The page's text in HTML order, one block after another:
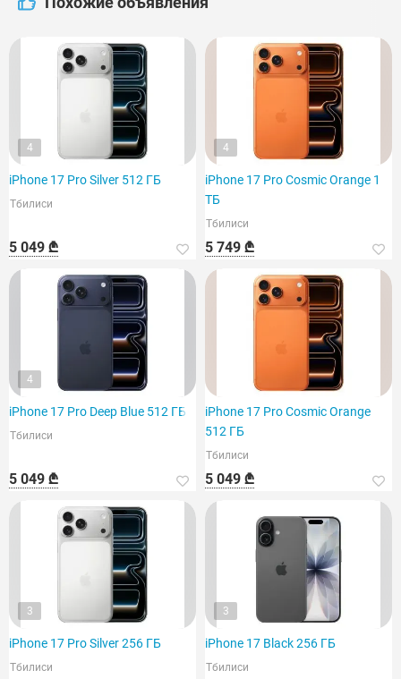
4
iPhone 17 Pro Silver 512 ГБ
Тбилиси
5 049 ₾
4
iPhone 17 Pro Cosmic Orange 1
ТБ
Тбилиси
5 749 ₾
4
iPhone 17 Pro Deep Blue 512 ГБ
Тбилиси
5 049 ₾
iPhone 17 Pro Cosmic Orange
512 ГБ
Тбилиси
5 049 ₾
3
iPhone 17 Pro Silver 256 ГБ
Тбилиси
3
iPhone 17 Black 256 ГБ
Тбилиси